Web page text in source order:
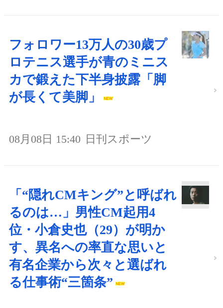
フォロワー13万人の30歳プ
ロテニス選手が青のミニス
カで鍛えた下半身披露「脚
が長くて美脚」
08月08日 15:40 日刊スポーツ
「“隠れCMキング”と呼ばれ
るのは…」男性CM起用4
位・小倉史也（29）が明か
す、異名への率直な思いと
有名企業から次々と選ばれ
る仕事術“三箇条”